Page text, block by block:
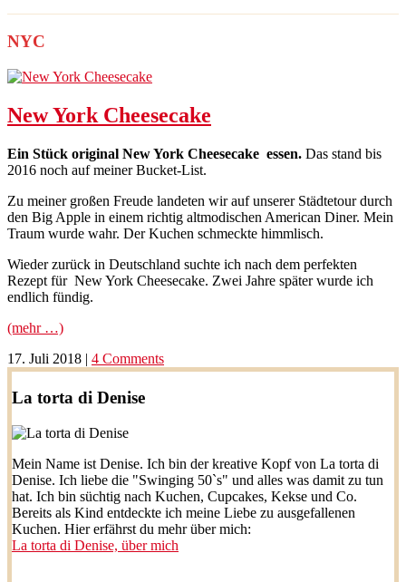
NYC
New York Cheesecake
Ein Stück original New York Cheesecake essen. Das stand bis
2016 noch auf meiner Bucket-List.
Zu meiner großen Freude landeten wir auf unserer Städtetour durch
den Big Apple in einem richtig altmodischen American Diner. Mein
Traum wurde wahr. Der Kuchen schmeckte himmlisch.
Wieder zurück in Deutschland suchte ich nach dem perfekten
Rezept für New York Cheesecake. Zwei Jahre später wurde ich
endlich fündig.
(mehr …)
17. Juli 2018 | 4 Comments
La torta di Denise
Mein Name ist Denise. Ich bin der kreative Kopf von La torta di
Denise. Ich liebe die "Swinging 50`s" und alles was damit zu tun
hat. Ich bin süchtig nach Kuchen, Cupcakes, Kekse und Co.
Bereits als Kind entdeckte ich meine Liebe zu ausgefallenen
Kuchen. Hier erfährst du mehr über mich:
La torta di Denise, über mich